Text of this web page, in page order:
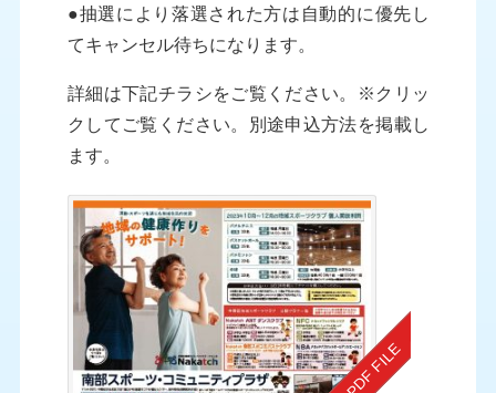
●抽選により落選された方は自動的に優先し
てキャンセル待ちになります。
詳細は下記チラシをご覧ください。※クリッ
クしてご覧ください。別途申込方法を掲載し
ます。